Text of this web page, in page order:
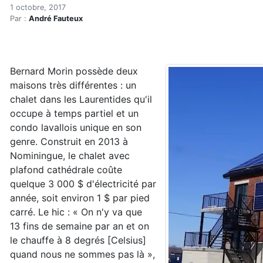
Accueil
Articles
Sixplex solaire « net zéro » à Laval : bilan du
Sixplex solaire « net zéro
1 octobre, 2017
Par : André Fauteux
Bernard Morin possède deux
maisons très différentes : un
chalet dans les Laurentides qu'il
occupe à temps partiel et un
condo lavallois unique en son
genre. Construit en 2013 à
Nominingue, le chalet avec
plafond cathédrale coûte
quelque 3 000 $ d'électricité par
année, soit environ 1 $ par pied
carré. Le hic : « On n'y va que
13 fins de semaine par an et on
le chauffe à 8 degrés [Celsius]
quand nous ne sommes pas là »,